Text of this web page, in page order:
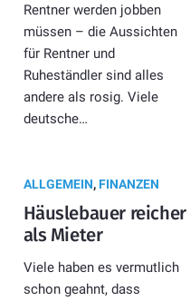
Rentner werden jobben
müssen – die Aussichten
für Rentner und
Ruheständler sind alles
andere als rosig. Viele
deutsche…
ALLGEMEIN,FINANZEN
Häuslebauer reicher
als Mieter
Viele haben es vermutlich
schon geahnt, dass